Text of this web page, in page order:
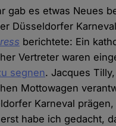
gab es etwas Neues
Düsseldorfer
berichtete: Ein
Vertreter waren
segnen. Jacques
Mottowagen
Karneval
habe ich gedacht,